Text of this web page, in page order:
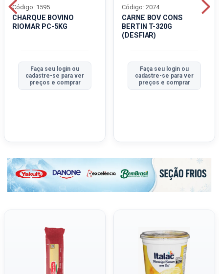
CHARQUE BOVINO
RIOMAR PC-5KG
Código: 1595
Faça seu login ou
cadastre-se para ver
preços e comprar
CARNE BOV CONS
BERTIN T-320G
(DESFIAR)
Código: 2074
Faça seu login ou
cadastre-se para ver
preços e comprar